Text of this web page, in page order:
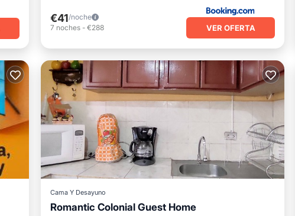
€41/noche
7 noches - €288 VER OFERTA
Cama Y Desayuno
Romantic Colonial Guest Home